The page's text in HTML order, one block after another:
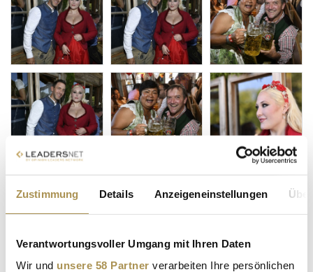
Zustimmung Details Anzeigeneinstellungen
Verantwortungsvoller Umgang mit Ihren Daten
Wir und unsere 58 Partner verarbeiten Ihre persönlichen